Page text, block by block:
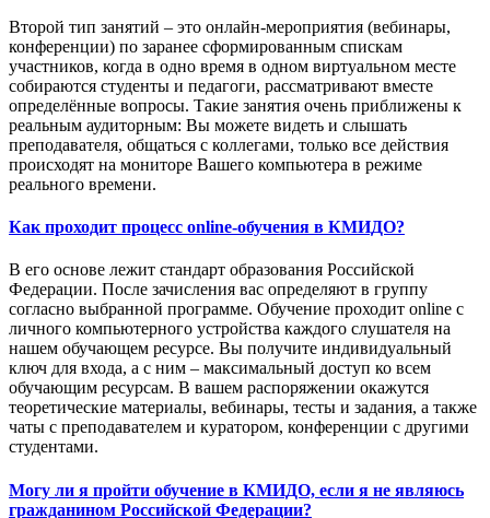
Второй тип занятий – это онлайн-мероприятия (вебинары,
конференции) по заранее сформированным спискам
участников, когда в одно время в одном виртуальном месте
собираются студенты и педагоги, рассматривают вместе
определённые вопросы. Такие занятия очень приближены к
реальным аудиторным: Вы можете видеть и слышать
преподавателя, общаться с коллегами, только все действия
происходят на мониторе Вашего компьютера в режиме
реального времени.
Как проходит процесс online-обучения в КМИДО?
В его основе лежит стандарт образования Российской
Федерации. После зачисления вас определяют в группу
согласно выбранной программе. Обучение проходит online с
личного компьютерного устройства каждого слушателя на
нашем обучающем ресурсе. Вы получите индивидуальный
ключ для входа, а с ним – максимальный доступ ко всем
обучающим ресурсам. В вашем распоряжении окажутся
теоретические материалы, вебинары, тесты и задания, а также
чаты с преподавателем и куратором, конференции с другими
студентами.
Могу ли я пройти обучение в КМИДО, если я не являюсь
гражданином Российской Федерации?